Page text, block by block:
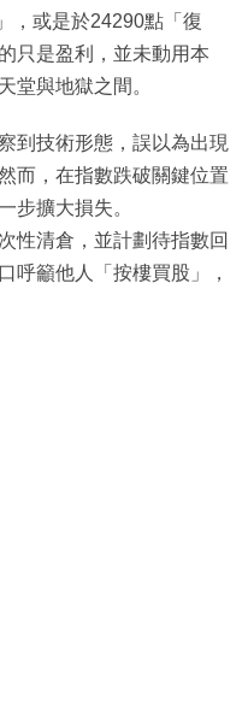
，或是於24290點「復
只是盈利，並未動用本
堂與地獄之間。
到技術形態，誤以為出現
而，在指數跌破關鍵位置
步擴大損失。
性清倉，並計劃待指數回
呼籲他人「按樓買股」，